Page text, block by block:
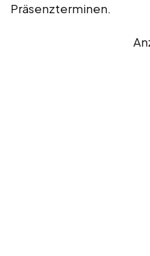
Präsenzterminen.